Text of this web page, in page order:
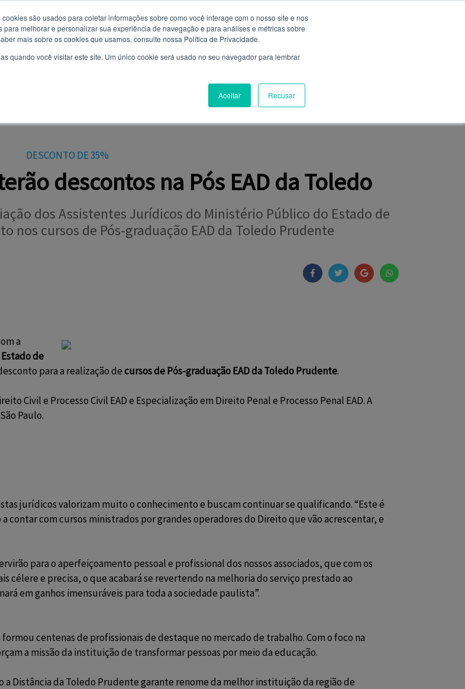
são usados ​​para coletar informações sobre como você interage com o nosso site e nos
melhorar e personalizar sua experiência de navegação e para análises e métricas sobre
mais sobre os cookies que usamos, consulte nossa Política de Privacidade.
quando você visitar este site. Um único cookie será usado no seu navegador para lembrar
Aceitar Recusar
9 de agosto de 2026
OPINIÃO FALE CONOSCO CLUBE DE SERVIÇOS
DESCONTO DE 35%
descontos na Pós EAD da Toledo
dos Assistentes Jurídicos do Ministério Público do Estado de
nos cursos de Pós-graduação EAD da Toledo Prudente
a
de
para a realização decursos de Pós-graduação EAD da Toledo Prudente.
Civil e Processo Civil EAD e Especialização em Direito Penal e Processo Penal EAD. A
Paulo.
jurídicos valorizam muito o conhecimento e buscam continuar se qualificando. “Este é
contar com cursos ministrados por grandes operadores do Direito que vão acrescentar, e
para o aperfeiçoamento pessoal e profissional dos nossos associados, que com os
célere e precisa, o que acabará se revertendo na melhoria do serviço prestado ao
em ganhos imensuráveis para toda a sociedade paulista”.
formou centenas de profissionais de destaque no mercado de trabalho. Com o foco na
a missão da instituição de transformar pessoas por meio da educação.
Distância da Toledo Prudente garante renome da melhor instituição da região de
notificações e não perder nenhuma notícia
importante?